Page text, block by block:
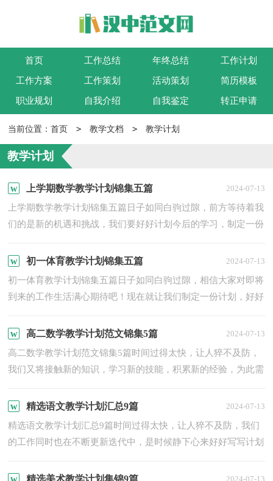
首页 工作总结 年终总结 工作计划
工作方案 工作策划 活动策划 简历模板
职业规划 自我介绍 自我鉴定 转正申请
当前位置：首页 > 教学文档 > 教学计划
教学计划
上学期数学教学计划锦集五篇 2024-07-13
上学期数学教学计划锦集五篇日子如同白驹过隙，前方等待着我
们的是新的机遇和挑战，我们要好好计划今后的学习，制定一份
学...
初一体育教学计划锦集五篇 2024-07-13
初一体育教学计划锦集五篇日子如同白驹过隙，相信大家对即将
到来的工作生活满心期待吧！现在就让我们制定一份计划，好好
一...
高二数学教学计划范文锦集5篇 2024-07-13
高二数学教学计划范文锦集5篇时间过得太快，让人猝不及防，
我们又将接触新的知识，学习新的技能，积累新的经验，为此需
小编...精选语文教学计划汇总9篇 2024-07-13
精选语文教学计划汇总9篇时间过得太快，让人猝不及防，我们
的工作同时也在不断更新迭代中，是时候静下心来好好写写计划
语...
2024-07-13